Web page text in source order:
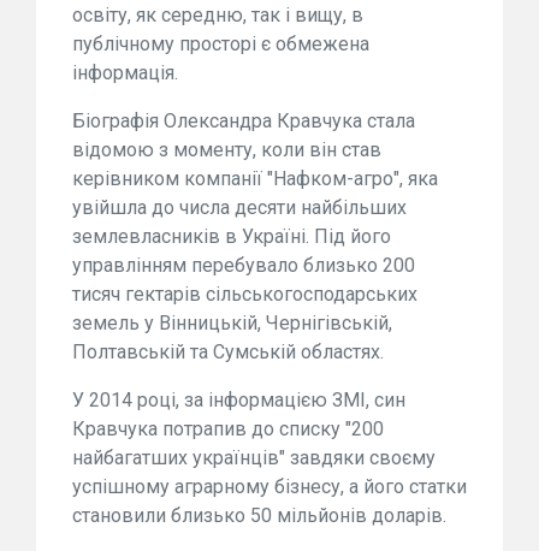
освіту, як середню, так і вищу, в
публічному просторі є обмежена
інформація.
Біографія Олександра Кравчука стала
відомою з моменту, коли він став
керівником компанії "Нафком-агро", яка
увійшла до числа десяти найбільших
землевласників в Україні. Під його
управлінням перебувало близько 200
тисяч гектарів сільськогосподарських
земель у Вінницькій, Чернігівській,
Полтавській та Сумській областях.
У 2014 році, за інформацією ЗМІ, син
Кравчука потрапив до списку "200
найбагатших українців" завдяки своєму
успішному аграрному бізнесу, а його статки
становили близько 50 мільйонів доларів.